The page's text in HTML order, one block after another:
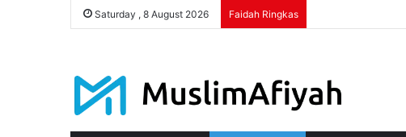
Saturday , 8 August 2026 Faidah Ringkas